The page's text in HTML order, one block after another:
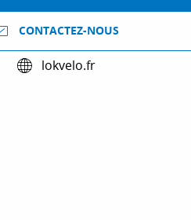
CONTACTEZ-NOUS
lokvelo.fr